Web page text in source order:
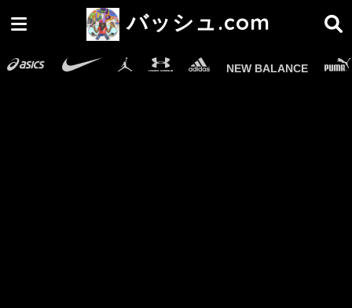
バッシュ.com
NEW BALANCE